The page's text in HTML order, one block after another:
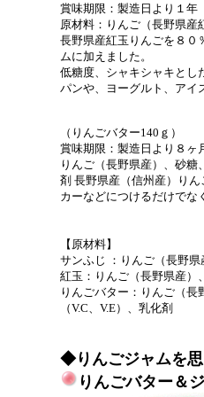
賞味期限：製造日より１年
原材料：りんご（長野県産
長野県産紅玉りんごを８０
ムに加えました。
低糖度、シャキシャキとし
パンや、ヨーグルト、アイ
（りんごバター140ｇ）
賞味期限：製造日より８ヶ
りんご（長野県産）、砂糖
剤 長野県産（信州産）り
カーなどにつけるだけで
【原材料】
サンふじ ：りんご（長野
紅玉：りんご（長野県産）
りんごバター：りんご（
（V.C、V.E）、乳化剤
◆りんごジャムを
りんごバター＆